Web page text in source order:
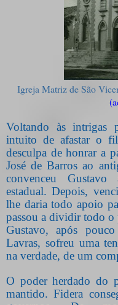
Igreja Matriz de São
Voltando às intrigas
intuito de afastar o
desculpa de honrar a
José de Barros ao
convenceu
estadual. Depois,
lhe daria todo apoio
passou a dividir todo o
Gustavo, após
Lavras, sofreu uma
na verdade, de um
O poder herdado do
mantido. Fidera